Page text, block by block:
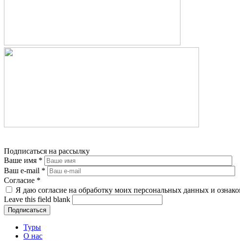
Подписаться на рассылку
Ваше имя *
Ваш e-mail *
Согласие *
Я даю согласие на обработку моих персональных данных и
Leave this field blank
Туры
О нас